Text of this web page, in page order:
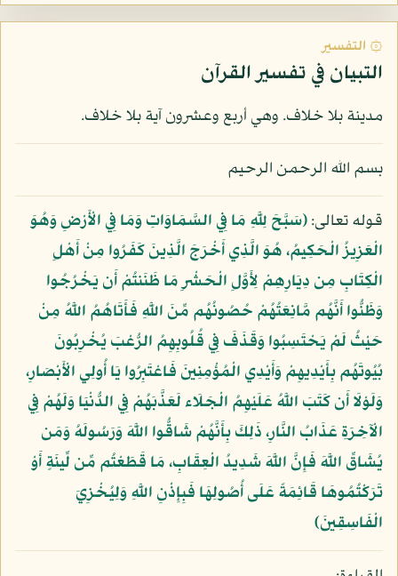
۞ التفسير
التبيان في تفسير القرآن
مدينة بلا خلاف. وهي أربع وعشرون آية بلا خلاف.
بسم الله الرحمن الرحيم
قوله تعالى:﴿سَبَّحَ لِلَّهِ مَا فِي السَّمَاوَاتِ وَمَا فِي الْأَرْضِ وَهُوَ
الْعَزِيزُ الْحَكِيمُ، هُوَ الَّذِي أَخْرَجَ الَّذِينَ كَفَرُوا مِنْ أَهْلِ
الْكِتَابِ مِن دِيَارِهِمْ لِأَوَّلِ الْحَشْرِ مَا ظَنَنتُمْ أَن يَخْرُجُوا
وَظَنُّوا أَنَّهُم مَّانِعَتُهُمْ حُصُونُهُم مِّنَ اللَّهِ فَأَتَاهُمُ اللَّهُ مِنْ
حَيْثُ لَمْ يَحْتَسِبُوا وَقَذَفَ فِي قُلُوبِهِمُ الرُّعْبَ يُخْرِبُونَ
بُيُوتَهُم بِأَيْدِيهِمْ وَأَيْدِي الْمُؤْمِنِينَ فَاعْتَبِرُوا يَا أُولِي الْأَبْصَارِ،
وَلَوْلَا أَن كَتَبَ اللَّهُ عَلَيْهِمُ الْجَلَاء لَعَذَّبَهُمْ فِي الدُّنْيَا وَلَهُمْ فِي
الْآخِرَةِ عَذَابُ النَّارِ، ذَلِكَ بِأَنَّهُمْ شَاقُّوا اللَّهَ وَرَسُولَهُ وَمَن
يُشَاقِّ اللَّهَ فَإِنَّ اللَّهَ شَدِيدُ الْعِقَابِ، مَا قَطَعْتُم مِّن لِّينَةٍ أَوْ
تَرَكْتُمُوهَا قَائِمَةً عَلَى أُصُولِهَا فَبِإِذْنِ اللَّهِ وَلِيُخْزِيَ
الْفَاسِقِينَ﴾